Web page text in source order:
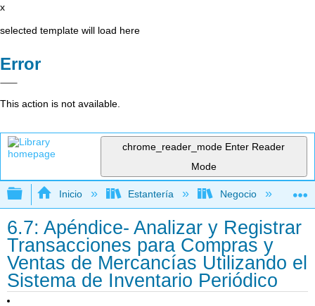
x
selected template will load here
Error
This action is not available.
chrome_reader_mode Enter Reader
Mode
Expandir/contraer jerarquía global
Inicio Estantería Negocio
6.7: Apéndice- Analizar y Registrar
Transacciones para Compras y
Ventas de Mercancías Utilizando el
Sistema de Inventario Periódico